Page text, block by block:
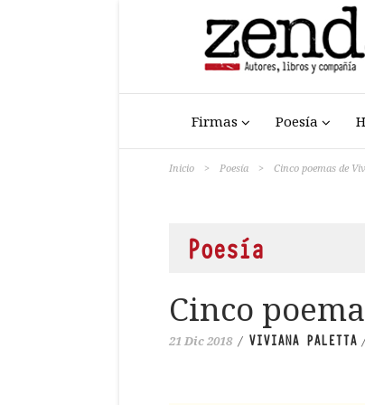
Firmas Poesía
Inicio > Poesía > Cinco poemas de
Poesía
Cinco
21 Dic 2018 / VIVIANA PALETTA